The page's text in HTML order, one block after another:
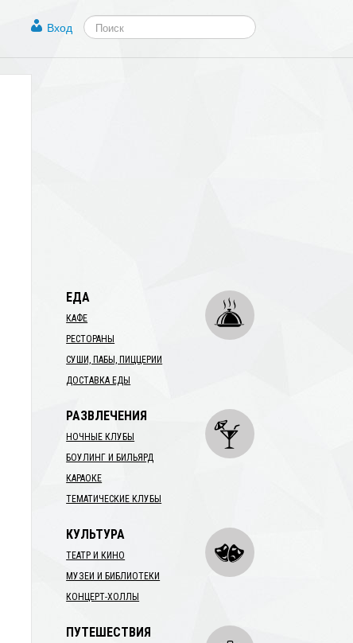
Вход
ЕДА
КАФЕ
РЕСТОРАНЫ
СУШИ, ПАБЫ, ПИЦЦЕРИИ
ДОСТАВКА ЕДЫ
РАЗВЛЕЧЕНИЯ
НОЧНЫЕ КЛУБЫ
БОУЛИНГ И БИЛЬЯРД
КАРАОКЕ
ТЕМАТИЧЕСКИЕ КЛУБЫ
КУЛЬТУРА
ТЕАТР И КИНО
МУЗЕИ И БИБЛИОТЕКИ
КОНЦЕРТ-ХОЛЛЫ
ПУТЕШЕСТВИЯ